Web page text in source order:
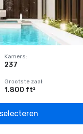
Kamers:
237
Grootste zaal:
1.800 ft²